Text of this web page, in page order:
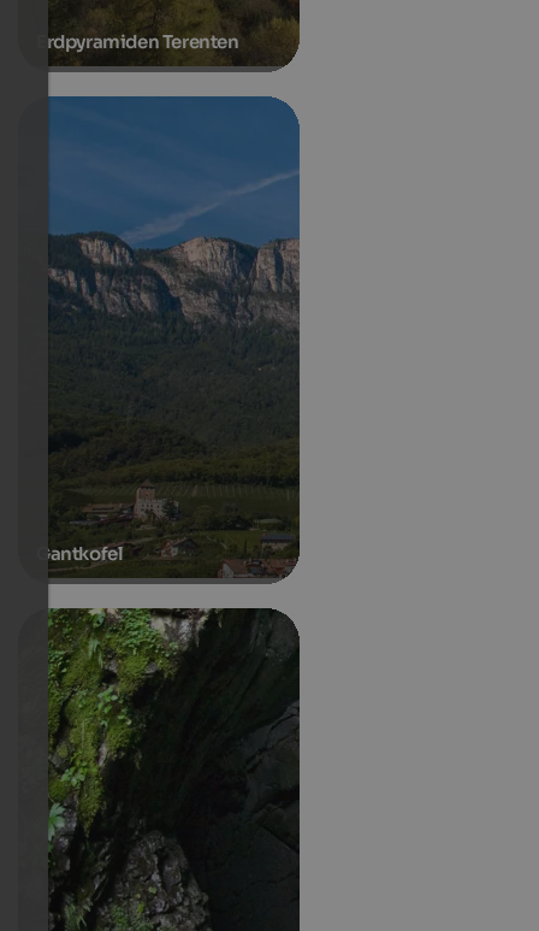
Erdpyramiden Terenten
Gantkofel